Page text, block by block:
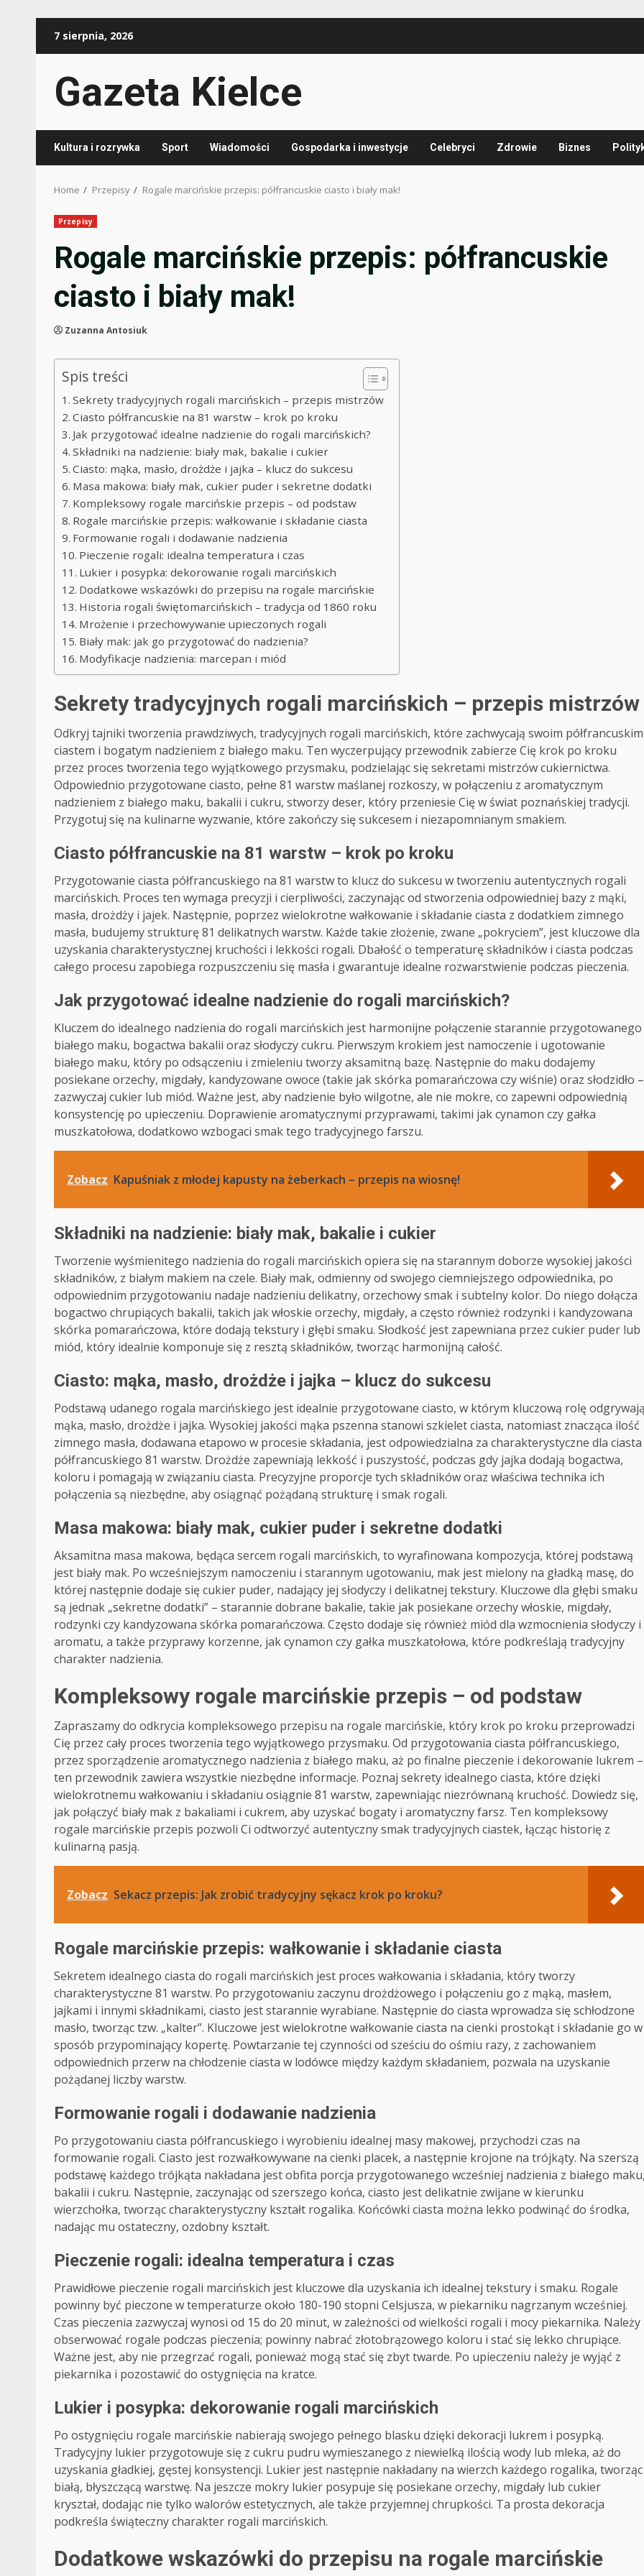
7 sierpnia, 2026
Gazeta Kielce
Kultura i rozrywka Sport Wiadomości Gospodarka i inwestycje Celebryci Zdrowie Biznes
Home Przepisy Rogale marcińskie przepis: półfrancuskie ciasto i biały mak!
Przepisy
Rogale marcińskie przepis: półfrancuskie
ciasto i biały mak!
Zuzanna Antosiuk
Spis treści
Sekrety tradycyjnych rogali marcińskich – przepis mistrzów
Ciasto półfrancuskie na 81 warstw – krok po kroku
Jak przygotować idealne nadzienie do rogali marcińskich?
Składniki na nadzienie: biały mak, bakalie i cukier
Ciasto: mąka, masło, drożdże i jajka – klucz do sukcesu
Masa makowa: biały mak, cukier puder i sekretne dodatki
Kompleksowy rogale marcińskie przepis – od podstaw
Rogale marcińskie przepis: wałkowanie i składanie ciasta
Formowanie rogali i dodawanie nadzienia
Pieczenie rogali: idealna temperatura i czas
Lukier i posypka: dekorowanie rogali marcińskich
Dodatkowe wskazówki do przepisu na rogale marcińskie
Historia rogali świętomarcińskich – tradycja od 1860 roku
Mrożenie i przechowywanie upieczonych rogali
Biały mak: jak go przygotować do nadzienia?
Modyfikacje nadzienia: marcepan i miód
Sekrety tradycyjnych rogali marcińskich – przepis mistrzów
Odkryj tajniki tworzenia prawdziwych, tradycyjnych rogali marcińskich, które zachwycają swoim półfrancuskim
ciastem i bogatym nadzieniem z białego maku. Ten wyczerpujący przewodnik zabierze Cię krok po kroku
przez proces tworzenia tego wyjątkowego przysmaku, podzielając się sekretami mistrzów cukiernictwa.
Odpowiednio przygotowane ciasto, pełne 81 warstw maślanej rozkoszy, w połączeniu z aromatycznym
nadzieniem z białego maku, bakalii i cukru, stworzy deser, który przeniesie Cię w świat poznańskiej tradycji.
Przygotuj się na kulinarne wyzwanie, które zakończy się sukcesem i niezapomnianym smakiem.
Ciasto półfrancuskie na 81 warstw – krok po kroku
Przygotowanie ciasta półfrancuskiego na 81 warstw to klucz do sukcesu w tworzeniu autentycznych rogali
marcińskich. Proces ten wymaga precyzji i cierpliwości, zaczynając od stworzenia odpowiedniej bazy z mąki,
masła, drożdży i jajek. Następnie, poprzez wielokrotne wałkowanie i składanie ciasta z dodatkiem zimnego
masła, budujemy strukturę 81 delikatnych warstw. Każde takie złożenie, zwane „pokryciem”, jest kluczowe dla
uzyskania charakterystycznej kruchości i lekkości rogali. Dbałość o temperaturę składników i ciasta podczas
całego procesu zapobiega rozpuszczeniu się masła i gwarantuje idealne rozwarstwienie podczas pieczenia.
Jak przygotować idealne nadzienie do rogali marcińskich?
Kluczem do idealnego nadzienia do rogali marcińskich jest harmonijne połączenie starannie przygotowanego
białego maku, bogactwa bakalii oraz słodyczy cukru. Pierwszym krokiem jest namoczenie i ugotowanie
białego maku, który po odsączeniu i zmieleniu tworzy aksamitną bazę. Następnie do maku dodajemy
posiekane orzechy, migdały, kandyzowane owoce (takie jak skórka pomarańczowa czy wiśnie) oraz słodzidło –
zazwyczaj cukier lub miód. Ważne jest, aby nadzienie było wilgotne, ale nie mokre, co zapewni odpowiednią
konsystencję po upieczeniu. Doprawienie aromatycznymi przyprawami, takimi jak cynamon czy gałka
muszkatołowa, dodatkowo wzbogaci smak tego tradycyjnego farszu.
Zobacz Kapuśniak z młodej kapusty na żeberkach – przepis na wiosnę!
Składniki na nadzienie: biały mak, bakalie i cukier
Tworzenie wyśmienitego nadzienia do rogali marcińskich opiera się na starannym doborze wysokiej jakości
składników, z białym makiem na czele. Biały mak, odmienny od swojego ciemniejszego odpowiednika, po
odpowiednim przygotowaniu nadaje nadzieniu delikatny, orzechowy smak i subtelny kolor. Do niego dołącza
bogactwo chrupiących bakalii, takich jak włoskie orzechy, migdały, a często również rodzynki i kandyzowana
skórka pomarańczowa, które dodają tekstury i głębi smaku. Słodkość jest zapewniana przez cukier puder lub
miód, który idealnie komponuje się z resztą składników, tworząc harmonijną całość.
Ciasto: mąka, masło, drożdże i jajka – klucz do sukcesu
Podstawą udanego rogala marcińskiego jest idealnie przygotowane ciasto, w którym kluczową rolę
mąka, masło, drożdże i jajka. Wysokiej jakości mąka pszenna stanowi szkielet ciasta, natomiast znacząca ilość
zimnego masła, dodawana etapowo w procesie składania, jest odpowiedzialna za charakterystyczne dla ciasta
półfrancuskiego 81 warstw. Drożdże zapewniają lekkość i puszystość, podczas gdy jajka dodają bogactwa,
koloru i pomagają w związaniu ciasta. Precyzyjne proporcje tych składników oraz właściwa technika ich
połączenia są niezbędne, aby osiągnąć pożądaną strukturę i smak rogali.
Masa makowa: biały mak, cukier puder i sekretne dodatki
Aksamitna masa makowa, będąca sercem rogali marcińskich, to wyrafinowana kompozycja, której podstawą
jest biały mak. Po wcześniejszym namoczeniu i starannym ugotowaniu, mak jest mielony na gładką masę, do
której następnie dodaje się cukier puder, nadający jej słodyczy i delikatnej tekstury. Kluczowe dla głębi smaku
są jednak „sekretne dodatki” – starannie dobrane bakalie, takie jak posiekane orzechy włoskie, migdały,
rodzynki czy kandyzowana skórka pomarańczowa. Często dodaje się również miód dla wzmocnienia słodyczy i
aromatu, a także przyprawy korzenne, jak cynamon czy gałka muszkatołowa, które podkreślają tradycyjny
charakter nadzienia.
Kompleksowy rogale marcińskie przepis – od podstaw
Zapraszamy do odkrycia kompleksowego przepisu na rogale marcińskie, który krok po kroku przeprowadzi
Cię przez cały proces tworzenia tego wyjątkowego przysmaku. Od przygotowania ciasta półfrancuskiego,
przez sporządzenie aromatycznego nadzienia z białego maku, aż po finalne pieczenie i dekorowanie lukrem –
ten przewodnik zawiera wszystkie niezbędne informacje. Poznaj sekrety idealnego ciasta, które dzięki
wielokrotnemu wałkowaniu i składaniu osiągnie 81 warstw, zapewniając niezrównaną kruchość. Dowiedz się,
jak połączyć biały mak z bakaliami i cukrem, aby uzyskać bogaty i aromatyczny farsz. Ten kompleksowy
rogale marcińskie przepis pozwoli Ci odtworzyć autentyczny smak tradycyjnych ciastek, łącząc historię z
kulinarną pasją.
Zobacz Sekacz przepis: Jak zrobić tradycyjny sękacz krok po kroku?
Rogale marcińskie przepis: wałkowanie i składanie ciasta
Sekretem idealnego ciasta do rogali marcińskich jest proces wałkowania i składania, który tworzy
charakterystyczne 81 warstw. Po przygotowaniu zaczynu drożdżowego i połączeniu go z mąką, masłem,
jajkami i innymi składnikami, ciasto jest starannie wyrabiane. Następnie do ciasta wprowadza się schłodzone
masło, tworząc tzw. „kalter”. Kluczowe jest wielokrotne wałkowanie ciasta na cienki prostokąt i składanie go w
sposób przypominający kopertę. Powtarzanie tej czynności od sześciu do ośmiu razy, z zachowaniem
odpowiednich przerw na chłodzenie ciasta w lodówce między każdym składaniem, pozwala na uzyskanie
pożądanej liczby warstw.
Formowanie rogali i dodawanie nadzienia
Po przygotowaniu ciasta półfrancuskiego i wyrobieniu idealnej masy makowej, przychodzi czas na
formowanie rogali. Ciasto jest rozwałkowywane na cienki placek, a następnie krojone na trójkąty. Na szerszą
podstawę każdego trójkąta nakładana jest obfita porcja przygotowanego wcześniej nadzienia z białego
bakalii i cukru. Następnie, zaczynając od szerszego końca, ciasto jest delikatnie zwijane w kierunku
wierzchołka, tworząc charakterystyczny kształt rogalika. Końcówki ciasta można lekko podwinąć do środka,
nadając mu ostateczny, ozdobny kształt.
Pieczenie rogali: idealna temperatura i czas
Prawidłowe pieczenie rogali marcińskich jest kluczowe dla uzyskania ich idealnej tekstury i smaku. Rogale
powinny być pieczone w temperaturze około 180-190 stopni Celsjusza, w piekarniku nagrzanym wcześniej.
Czas pieczenia zazwyczaj wynosi od 15 do 20 minut, w zależności od wielkości rogali i mocy piekarnika. Należy
obserwować rogale podczas pieczenia; powinny nabrać złotobrązowego koloru i stać się lekko chrupiące.
Ważne jest, aby nie przegrzać rogali, ponieważ mogą stać się zbyt twarde. Po upieczeniu należy je wyjąć z
piekarnika i pozostawić do ostygnięcia na kratce.
Lukier i posypka: dekorowanie rogali marcińskich
Po ostygnięciu rogale marcińskie nabierają swojego pełnego blasku dzięki dekoracji lukrem i posypką.
Tradycyjny lukier przygotowuje się z cukru pudru wymieszanego z niewielką ilością wody lub mleka, aż do
uzyskania gładkiej, gęstej konsystencji. Lukier jest następnie nakładany na wierzch każdego rogalika, tworząc
białą, błyszczącą warstwę. Na jeszcze mokry lukier posypuje się posiekane orzechy, migdały lub cukier
kryształ, dodając nie tylko walorów estetycznych, ale także przyjemnej chrupkości. Ta prosta dekoracja
podkreśla świąteczny charakter rogali marcińskich.
Dodatkowe wskazówki do przepisu na rogale marcińskie